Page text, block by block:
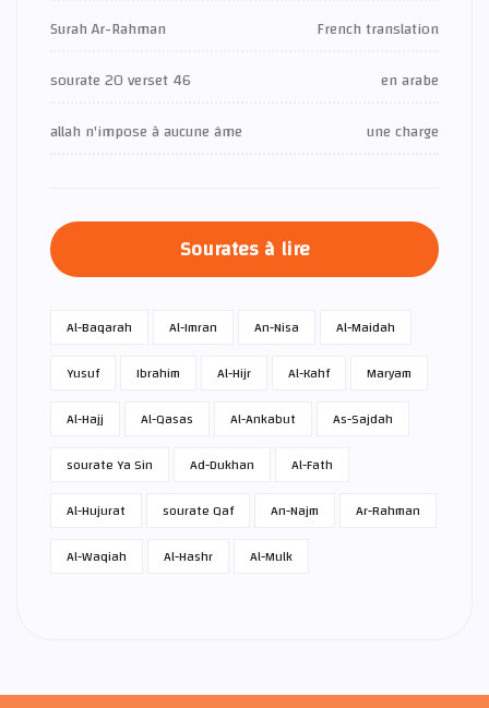
Surah Ar-Rahman
French translation
sourate 20 verset 46
en arabe
allah n'impose à aucune âme
une charge
Sourates à lire
Al-Baqarah Al-Imran An-Nisa
Al-Maidah
Yusuf
Ibrahim Al-Hijr Al-Kahf
Maryam
Al-Hajj
Al-Qasas Al-Ankabut
As-Sajdah
sourate Ya Sin
Ad-Dukhan
Al-Fath
Al-Hujurat
sourate Qaf An-Najm
Ar-Rahman
Al-Waqiah
Al-Hashr Al-Mulk